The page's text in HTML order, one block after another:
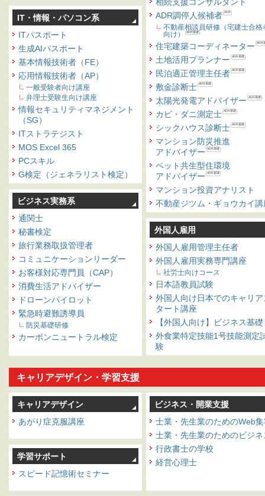
IT・情報・パソコン系
ITパスポート
生成AIパスポート
基本情報技術者（FE）
応用情報技術者（AP）
一般受験者向け講座
弁理士受験生向け講座
情報セキュリティマネジメント
（SG）
ITストラテジスト
MOS Excel 365
PCスキル
G検定（ジェネラリスト検定）
ビジネス実務系
通関士
秘書検定
旅行業務取扱管理者
コミュニケーションリーダー
お客様対応専門員（CAP）
消費生活アドバイザー
ドローンパイロット
緊急時避難誘導員
防災基礎研修
カーボンニュートラル検定
ADR調停人候補者
ADR
不動産相談員研修（宅建士合格
向け）
ADR基礎
住宅建築コーディネーター ADR
土地活用プランナー ADR基礎
民泊適正管理主任者 ADR基礎
敷金診断士 ADR基礎
太陽光発電アドバイザー ADR基礎
カビ・ダニ測定士 ADR基礎
シックハウス診断士 ADR基礎
マンション防災推進
アドバイザー
ADR基礎
ペット共生型住環境
アドバイザー
ADR基礎
マンション投資アナリスト
不動産ジツム・ギョウカイ講
外国人雇用
外国人雇用管理主任者
外国人雇用実務専門講座
社労士向けコース
日本語教員試験
外国人向け日本でのキャリア
タート講座
【外国人向け】ビジネス基礎
外食業特定技能1号技能測定
験
キャリアデザイン・学習支援
キャリアデザイン
あがり症克服講座
学習サポート
スピード記憶術セミナー
ビジネス・開業支援
士業・先生業のためのWeb
士業・先生業のためのビジ
行政書士の学校
経営心理士